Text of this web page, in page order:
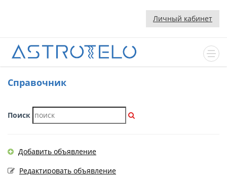
Личный кабинет
Cправочник
Поиск
Добавить объявление
Редактировать объявление